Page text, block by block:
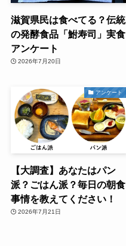
滋賀県民は食べてる？伝統
の発酵食品「鮒寿司」実食
アンケート
2026年7月20日
アンケート
【大調査】あなたはパン
派？ごはん派？毎日の朝食
事情を教えてください！
2026年7月21日